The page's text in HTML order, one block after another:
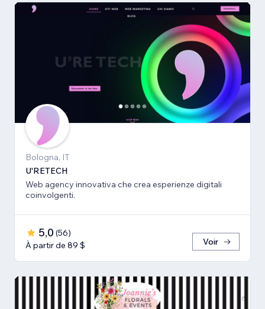
Bologna, IT
U'RETECH
Web agency innovativa che crea esperienze digitali
coinvolgenti.
5,0 (56)
À partir de 89 $
Voir